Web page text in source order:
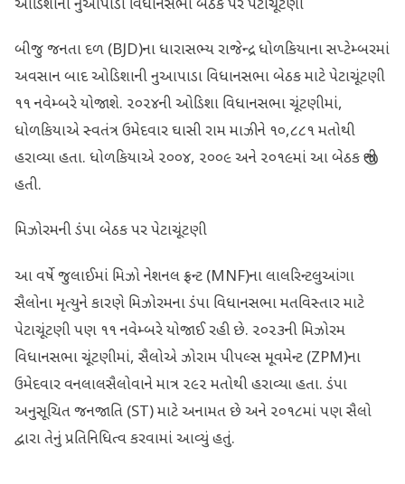
ઓડિશાની નુઆપાડા વિધાનસભા બેઠક પર પેટાચૂંટણી
બીજુ જનતા દળ (BJD)ના ધારાસભ્ય રાજેન્દ્ર ધોળકિયાના સપ્ટેમ્બરમાં
અવસાન બાદ ઓડિશાની નુઆપાડા વિધાનસભા બેઠક માટે પેટાચૂંટણી
૧૧ નવેમ્બરે યોજાશે. ૨૦૨૪ની ઓડિશા વિધાનસભા ચૂંટણીમાં,
ધોળકિયાએ સ્વતંત્ર ઉમેદવાર ઘાસી રામ માઝીને ૧૦,૮૮૧ મતોથી
હરાવ્યા હતા. ધોળકિયાએ ૨૦૦૪, ૨૦૦૯ અને ૨૦૧૯માં આ બેઠક જીતી
હતી.
મિઝોરમની ડંપા બેઠક પર પેટાચૂંટણી
આ વર્ષે જુલાઈમાં મિઝો નેશનલ ફ્રન્ટ (MNF)ના લાલરિન્ટલુઆંગા
સૈલોના મૃત્યુને કારણે મિઝોરમના ડંપા વિધાનસભા મતવિસ્તાર માટે
પેટાચૂંટણી પણ ૧૧ નવેમ્બરે યોજાઈ રહી છે. ૨૦૨૩ની મિઝોરમ
વિધાનસભા ચૂંટણીમાં, સૈલોએ ઝોરામ પીપલ્સ મૂવમેન્ટ (ZPM)ના
ઉમેદવાર વનલાલસૈલોવાને માત્ર ૨૯૨ મતોથી હરાવ્યા હતા. ડંપા
અનુસૂચિત જનજાતિ (ST) માટે અનામત છે અને ૨૦૧૮માં પણ સૈલો
દ્વારા તેનું પ્રતિનિધિત્વ કરવામાં આવ્યું હતું.